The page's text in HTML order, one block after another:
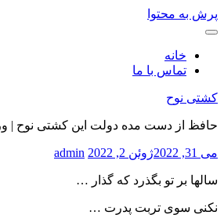
پرش به محتوا
خانه
تماس با ما
کشتی نوح
حافظ از دست مده دولت این کشتی نوح |
می 31, 2022 ژوئن 2, 2022 admin
سالها بر تو بگذرد که گذار …
نکنی سوی تربت پدرت …